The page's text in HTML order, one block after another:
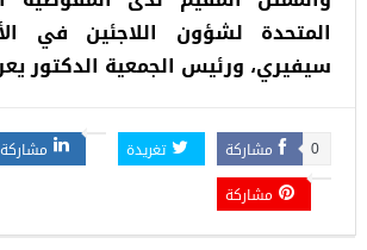
المتحدة لشؤون اللاجئين في
سيفيري، ورئيس الجمعية الدكتور
مشاركة 0 تغريدة
مشاركة
مشاركة